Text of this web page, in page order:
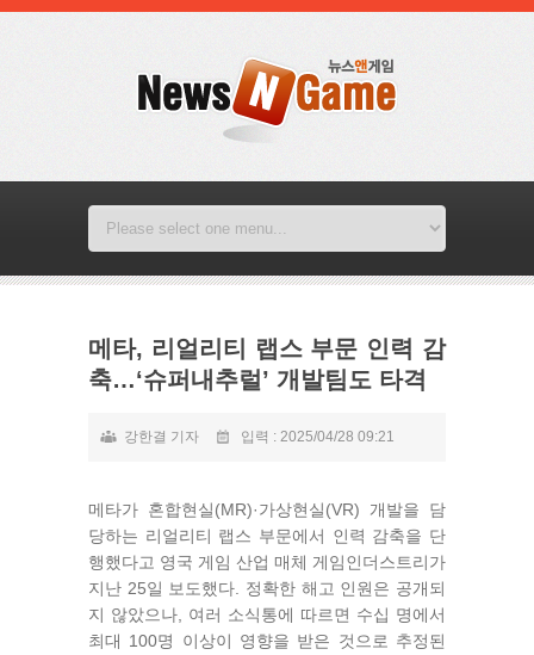
메타, 리얼리티 랩스 부문 인력 감
축…‘슈퍼내추럴’ 개발팀도 타격
강한결 기자 입력 : 2025/04/28 09:21
메타가 혼합현실(MR)·가상현실(VR) 개발을 담
당하는 리얼리티 랩스 부문에서 인력 감축을 단
행했다고 영국 게임 산업 매체 게임인더스트리가
지난 25일 보도했다. 정확한 해고 인원은 공개되
지 않았으나, 여러 소식통에 따르면 수십 명에서
최대 100명 이상이 영향을 받은 것으로 추정된